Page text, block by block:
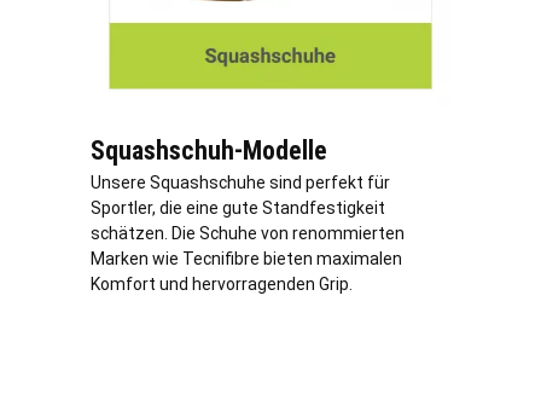
Squashschuh-Modelle
Unsere Squashschuhe sind perfekt für
Sportler, die eine gute Standfestigkeit
schätzen. Die Schuhe von renommierten
Marken wie Tecnifibre bieten maximalen
Komfort und hervorragenden Grip.